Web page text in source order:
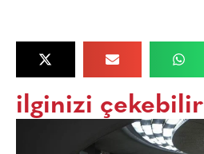
ilginizi çekebilir